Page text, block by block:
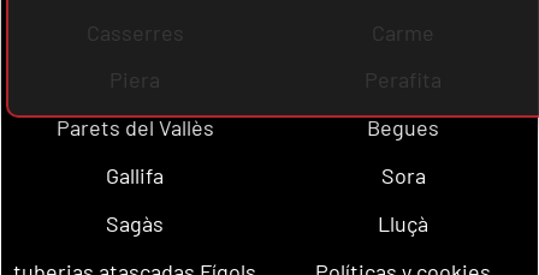
Casserres
Carme
Piera
Perafita
Parets del Vallès
Begues
Gallifa
Sora
Sagàs
Lluçà